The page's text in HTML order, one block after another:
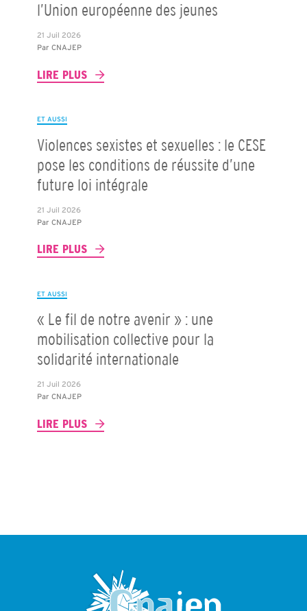
l’Union européenne des jeunes
21 Juil 2026
Par CNAJEP
LIRE PLUS
ET AUSSI
Violences sexistes et sexuelles : le CESE
pose les conditions de réussite d’une
future loi intégrale
21 Juil 2026
Par CNAJEP
LIRE PLUS
ET AUSSI
« Le fil de notre avenir » : une
mobilisation collective pour la
solidarité internationale
21 Juil 2026
Par CNAJEP
LIRE PLUS